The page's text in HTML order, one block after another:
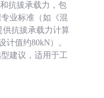
抗拔承载力，包
业标准（如《混
供抗拔承载力计算
计值约80kN）。
建议，适用于工